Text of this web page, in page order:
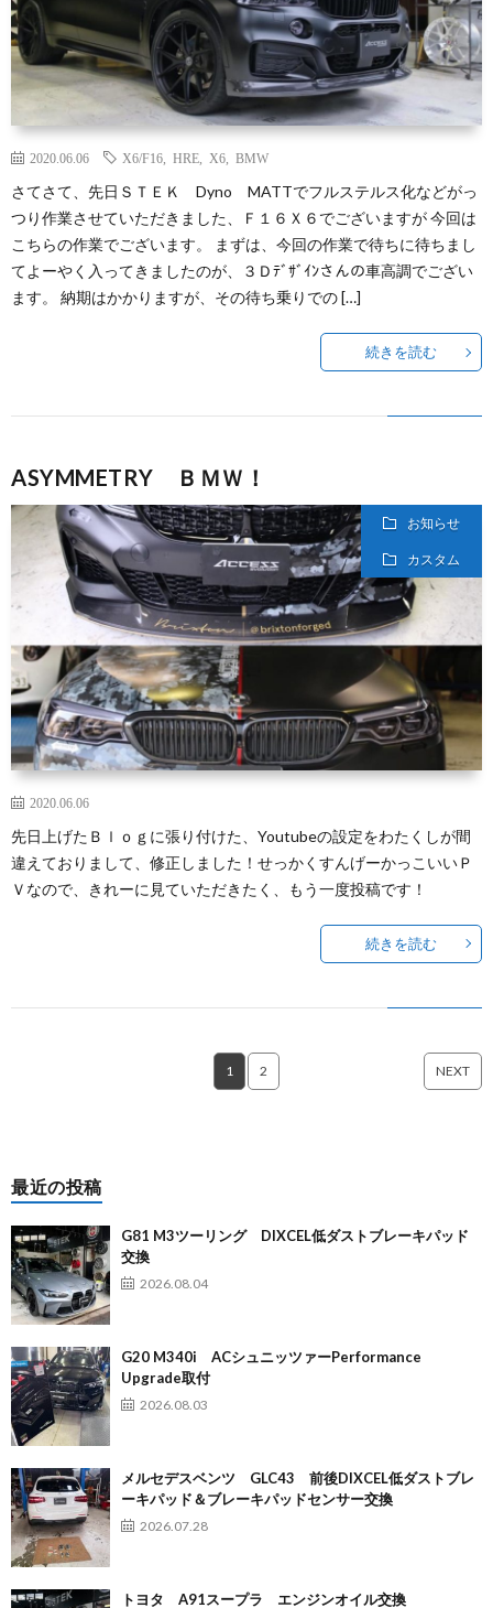
2020.06.06 X6/F16 HRE X6 BMW
さてさて、先日ＳＴＥＫ Dyno MATTでフルステルス化などがっ
つり作業させていただきました、Ｆ１６Ｘ６でございますが 今回は
こちらの作業でございます。 まずは、今回の作業で待ちに待ちまし
てよーやく入ってきましたのが、３Ｄﾃﾞｻﾞｲﾝさんの車高調でござい
ます。 納期はかかりますが、その待ち乗りでの […]
続きを読む
ASYMMETRY ＢＭＷ！
お知らせ
カスタム
2020.06.06
先日上げたＢｌｏｇに張り付けた、Youtubeの設定をわたくしが間
違えておりまして、修正しました！せっかくすんげーかっこいいＰ
Ｖなので、きれーに見ていただきたく、もう一度投稿です！
続きを読む
1 2 NEXT
最近の投稿
G81 M3ツーリング DIXCEL低ダストブレーキパッド
交換
2026.08.04
G20 M340i ACシュニッツァーPerformance
Upgrade取付
2026.08.03
メルセデスベンツ GLC43 前後DIXCEL低ダストブレ
ーキパッド＆ブレーキパッドセンサー交換
2026.07.28
トヨタ A91スープラ エンジンオイル交換